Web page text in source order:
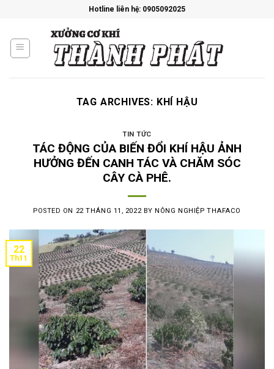
content
Hotline liên hệ: 0905092025
TAG ARCHIVES: KHÍ HẬU
TIN TỨC
TÁC ĐỘNG CỦA BIẾN ĐỔI KHÍ HẬU ẢNH
HƯỞNG ĐẾN CANH TÁC VÀ CHĂM SÓC
CÂY CÀ PHÊ.
POSTED ON 22 THÁNG 11, 2022 BYNÔNG NGHIỆP THAFACO
22
Th11